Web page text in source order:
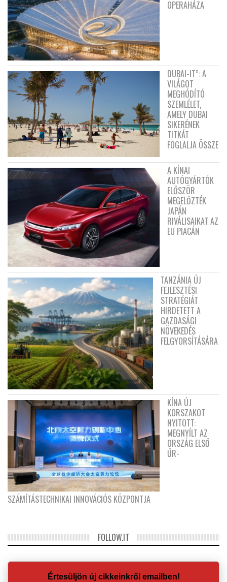
OPERAHÁZA
DUBAI-IT”: A
VILÁGOT
MEGHÓDÍTÓ
SZEMLÉLET,
AMELY DUBAI
SIKERÉNEK
TITKÁT
FOGLALJA ÖSSZE
A KÍNAI
AUTÓGYÁRTÓK
ELŐSZÖR
MEGELŐZTÉK
JAPÁN
RIVÁLISAIKAT AZ
EU PIACÁN
TANZÁNIA ÚJ
FEJLESZTÉSI
STRATÉGIÁT
HIRDETETT A
GAZDASÁGI
NÖVEKEDÉS
FELGYORSÍTÁSÁRA
KÍNA ÚJ
KORSZAKOT
NYITOTT:
MEGNYÍLT AZ
ORSZÁG ELSŐ
ŰR-
SZÁMÍTÁSTECHNIKAI INNOVÁCIÓS KÖZPONTJA
FOLLOW.IT
Értesüljön új cikkeinkről emailben!